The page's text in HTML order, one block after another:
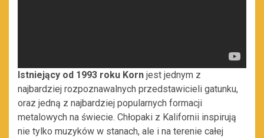
Istniejący od 1993 roku Korn jest jednym z
najbardziej rozpoznawalnych przedstawicieli gatunku,
oraz jedną z najbardziej popularnych formacji
metalowych na świecie. Chłopaki z Kalifornii inspirują
nie tylko muzyków w stanach, ale i na terenie całej